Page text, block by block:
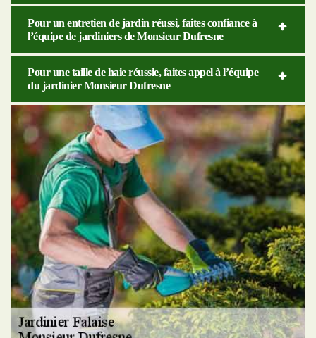
Pour un entretien de jardin réussi, faites confiance à
l’équipe de jardiniers de Monsieur Dufresne
Pour une taille de haie réussie, faites appel à l’équipe
du jardinier Monsieur Dufresne